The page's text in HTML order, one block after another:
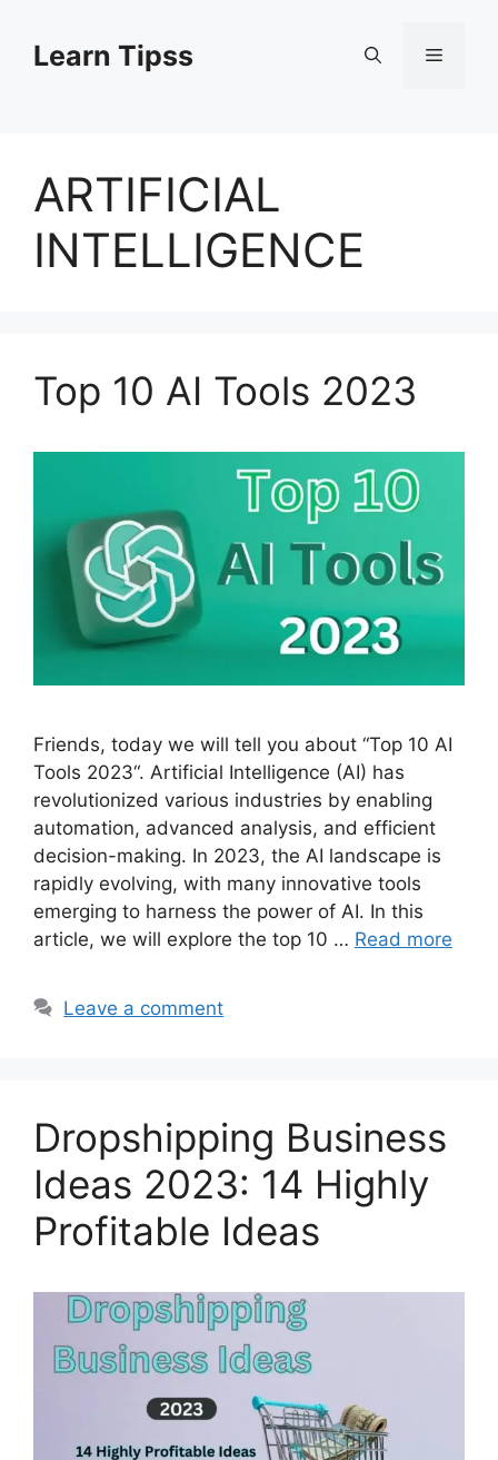
contentLearn Tipss Menu
ARTIFICIAL
INTELLIGENCE
Top 10 AI Tools 2023
Friends, today we will tell you about “Top 10 AI
Tools 2023“. Artificial Intelligence (AI) has
revolutionized various industries by enabling
automation, advanced analysis, and efficient
decision-making. In 2023, the AI landscape is
rapidly evolving, with many innovative tools
emerging to harness the power of AI. In this
article, we will explore the top 10 … Read more
Leave a comment
Dropshipping Business
Ideas 2023: 14 Highly
Profitable Ideas